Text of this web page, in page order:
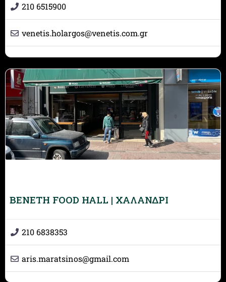
210 6515900
venetis.holargos@venetis.com.gr
BENETH FOOD HALL | ΧΑΛΑΝΔΡΙ
210 6838353
aris.maratsinos@gmail.com